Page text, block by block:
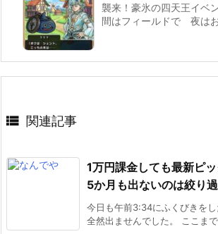
襲来！豪氷の四天王イ
間はフィールドで 夜は
 関連記事
1万円課金しても最新ピ
5か月も出ないのは絞り過
今日も午前3:34にふくびきを
全然出ませんでした。 ここま